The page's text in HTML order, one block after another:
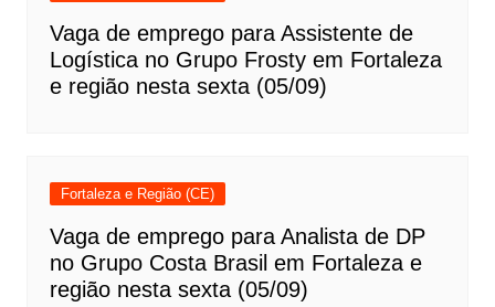
Vaga de emprego para Assistente de
Logística no Grupo Frosty em Fortaleza
e região nesta sexta (05/09)
Fortaleza e Região (CE)
Vaga de emprego para Analista de DP
no Grupo Costa Brasil em Fortaleza e
região nesta sexta (05/09)